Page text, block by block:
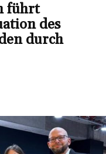
führt
des
durch